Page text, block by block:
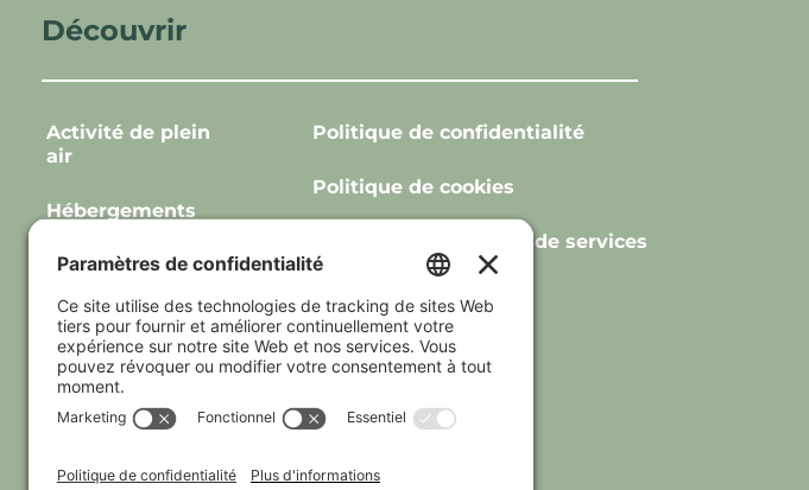
Découvrir
Activité de plein
air
Hébergements
À propos
À proximité
Politique de confidentialité
Politique de cookies
Termes de location et de services
Suivez-nous